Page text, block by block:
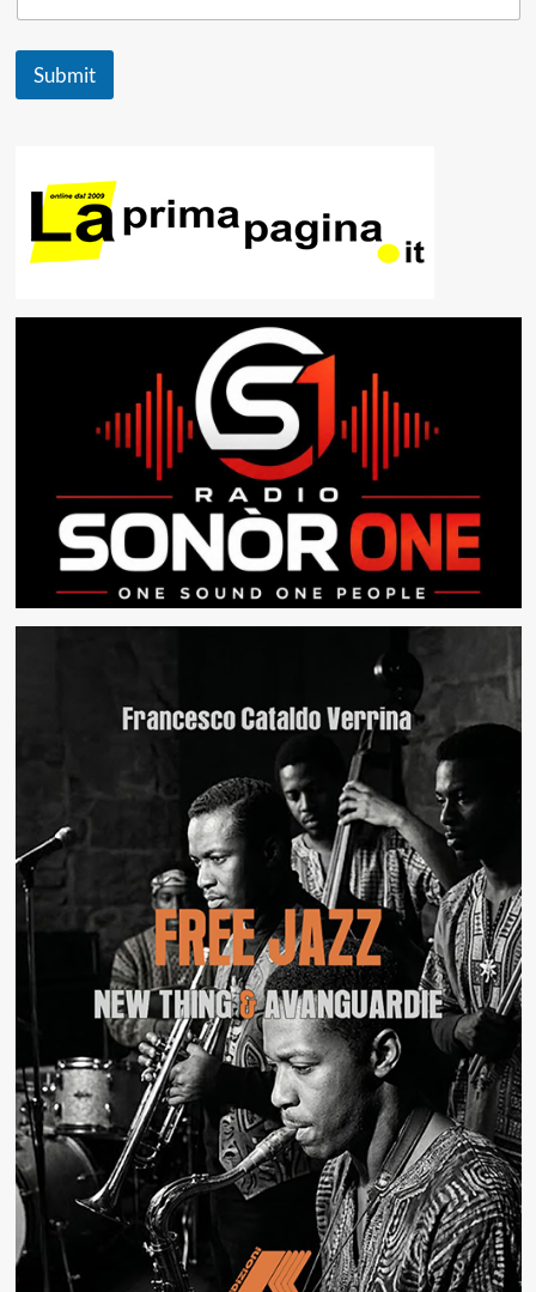
l
m
i
Submit